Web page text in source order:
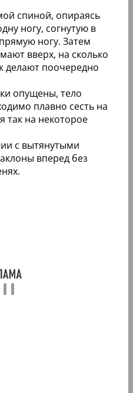
спиной, опираясь
ногу, согнутую в
ногу. Затем
вверх, на сколько
делают поочередно
опущены, тело
плавно сесть на
так на некоторое
с вытянутыми
вперед без